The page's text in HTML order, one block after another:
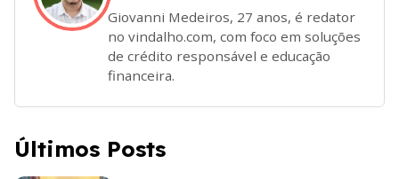
Giovanni Medeiros, 27 anos, é redator
no vindalho.com, com foco em soluções
de crédito responsável e educação
financeira.
Últimos Posts